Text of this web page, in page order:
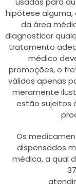
hipótese alguma,
da área
diagnosticar
tratamento
médico
promoções, o
válidos apenas
meramente
estão sujeitos
Os
dispensados
médica, a qual